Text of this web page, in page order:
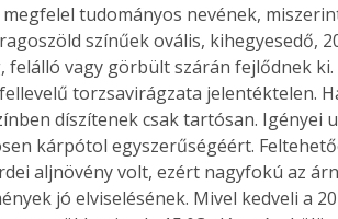
tudományos nevének,
színűek ovális, kihegyesedő,
felálló vagy görbült szárán fejlődnek
torzsavirágzata jelentéktelen.
díszítenek csak tartósan. Igényei
kárpótol egyszerűségéért.
aljnövény volt, ezért nagyfokú az
jó elviselésének. Mivel kedveli a